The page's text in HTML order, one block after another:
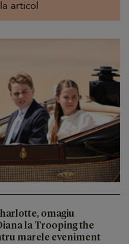
articol
omagiu
la Trooping the
marele eveniment